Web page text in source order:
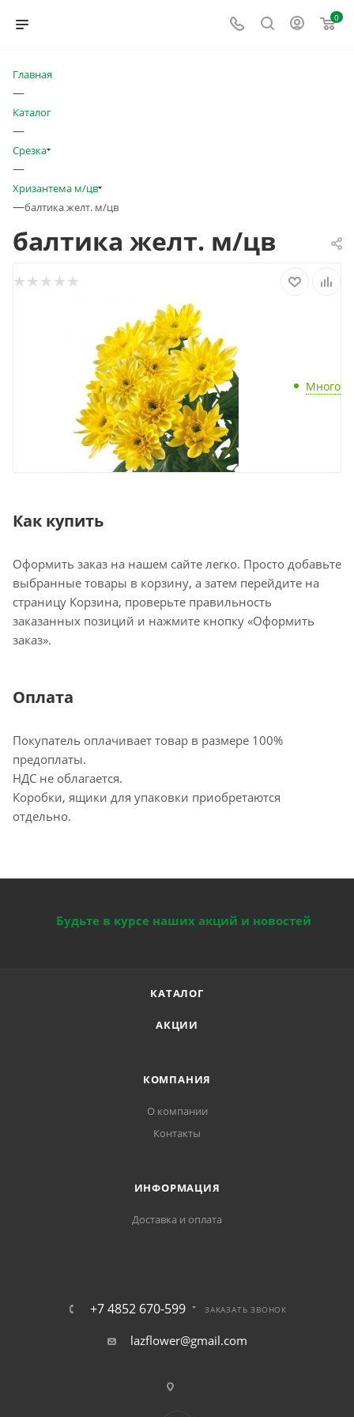
0
Главная
—
Каталог
—
Срезка
—
Хризантема м/цв
—балтика желт. м/цв
балтика желт. м/цв
Много
Как купить
Оформить заказ на нашем сайте легко. Просто добавьте
выбранные товары в корзину, а затем перейдите на
страницу Корзина, проверьте правильность
заказанных позиций и нажмите кнопку «Оформить
заказ».
Оплата
Покупатель оплачивает товар в размере 100%
предоплаты.
НДС не облагается.
Коробки, ящики для упаковки приобретаются
отдельно.
Будьте в курсе наших акций и новостей
КАТАЛОГ
АКЦИИ
КОМПАНИЯ
О компании
Контакты
ИНФОРМАЦИЯ
Доставка и оплата
+7 4852 670-599 ЗАКАЗАТЬ ЗВОНОК
lazflower@gmail.com